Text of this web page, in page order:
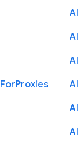
ForProxies